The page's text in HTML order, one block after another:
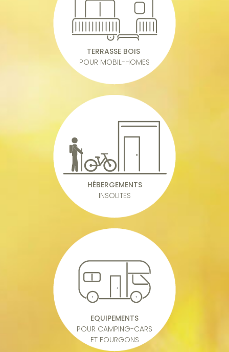
TERRASSE BOIS
POUR MOBIL-HOMES
HÉBERGEMENTS
INSOLITES
EQUIPEMENTS
POUR CAMPING-CARS
ET FOURGONS